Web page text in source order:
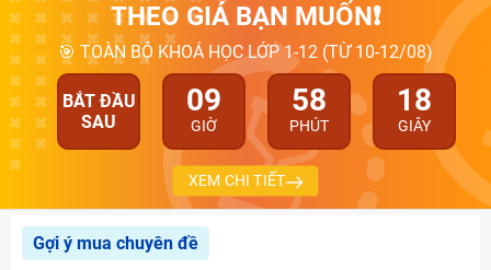
THEO GIÁ BẠN MUỐN❗
🎯 TOÀN BỘ KHOÁ HỌC LỚP 1-12 (TỪ 10-12/08)
BẮT ĐẦU
SAU
09
GIỜ
58
PHÚT
18
GIÂY
XEM CHI TIẾT
Gợi ý mua chuyên đề